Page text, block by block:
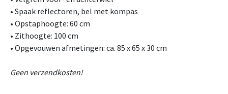
• Spaak reflectoren, bel met kompas
• Opstaphoogte: 60 cm
• Zithoogte: 100 cm
• Opgevouwen afmetingen: ca. 85 x 65 x 30 cm
Geen verzendkosten!